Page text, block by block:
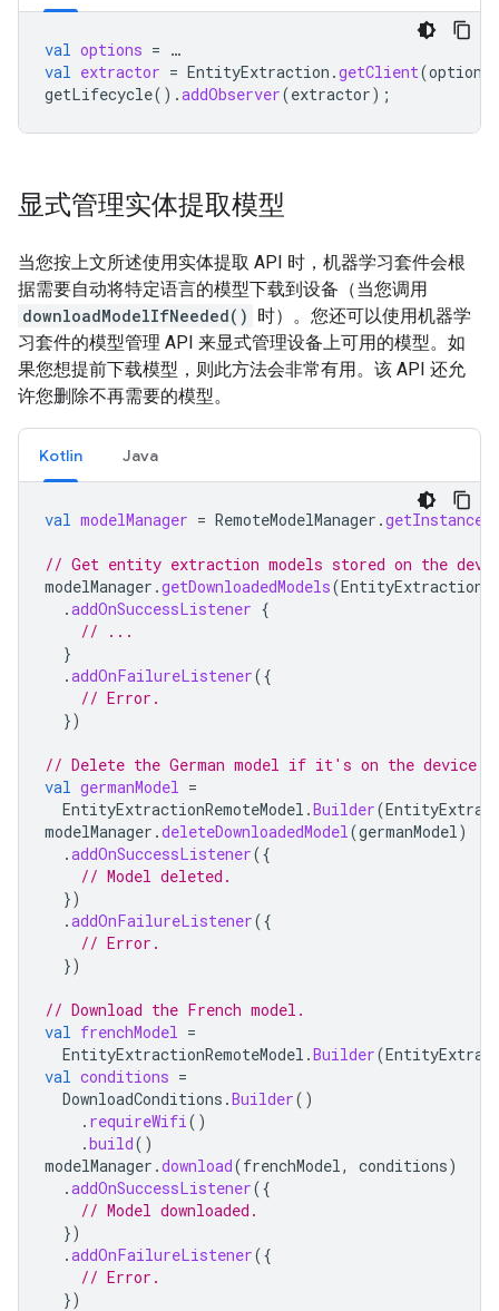
val options = …
val extractor = EntityExtraction .getClient(options
getLifecycle().addObserver(extractor);
显式管理实体提取模型
当您按上文所述使用实体提取 API 时，机器学习套件会根
据需要自动将特定语言的模型下载到设备（当您调用
downloadModelIfNeeded() 时）。您还可以使用机器学
习套件的模型管理 API 来显式管理设备上可用的模型。如
果您想提前下载模型，则此方法会非常有用。该 API 还允
许您删除不再需要的模型。
Kotlin Java
val modelManager = RemoteModelManager .getInstance
// Get entity extraction models stored on the
modelManager .getDownloadedModels(
.addOnSuccessListener {
// ...
}
.addOnFailureListener({
// Error.
})
// Delete the German model if it's on the device.
val germanModel =
EntityExtractionRemoteModel .Builder(
modelManager .deleteDownloadedModel(germanModel)
.addOnSuccessListener({
// Model deleted.
})
.addOnFailureListener({
// Error.
})
// Download the French model.
val frenchModel =
EntityExtractionRemoteModel .Builder(
val conditions =
DownloadConditions .Builder()
. requireWifi()
.build()
modelManager .download(frenchModel, conditions)
.addOnSuccessListener({
// Model downloaded.
})
.addOnFailureListener({
// Error.
})